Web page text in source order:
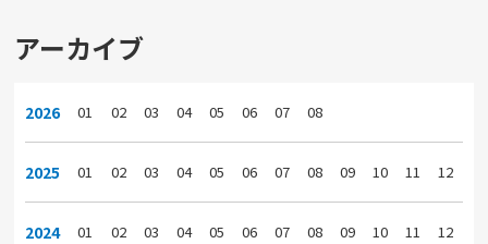
アーカイブ
2026 01 02 03 04 05 06 07 08
2025 01 02 03 04 05 06 07 08 09 10 11 12
2024 01 02 03 04 05 06 07 08 09 10 11 12